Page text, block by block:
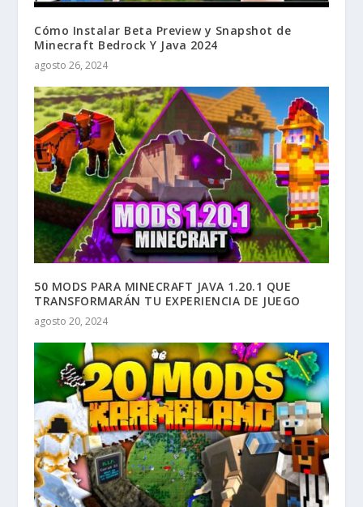
Cómo Instalar Beta Preview y Snapshot de
Minecraft Bedrock Y Java 2024
agosto 26, 2024
50 MODS PARA MINECRAFT JAVA 1.20.1 QUE
TRANSFORMARÁN TU EXPERIENCIA DE JUEGO
agosto 20, 2024